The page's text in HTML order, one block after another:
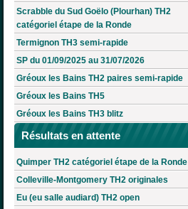
Scrabble du Sud Goëlo (Plourhan) TH2
catégoriel étape de la Ronde
Termignon TH3 semi-rapide
SP du 01/09/2025 au 31/07/2026
Gréoux les Bains TH2 paires semi-rapide
Gréoux les Bains TH5
Gréoux les Bains TH3 blitz
Résultats en attente
Quimper TH2 catégoriel étape de la Ronde
Colleville-Montgomery TH2 originales
Eu (eu salle audiard) TH2 open